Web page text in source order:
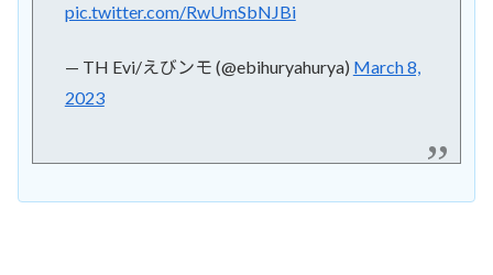
pic.twitter.com/RwUmSbNJBi
— TH Evi/えびンモ (@ebihuryahurya) March 8,
2023